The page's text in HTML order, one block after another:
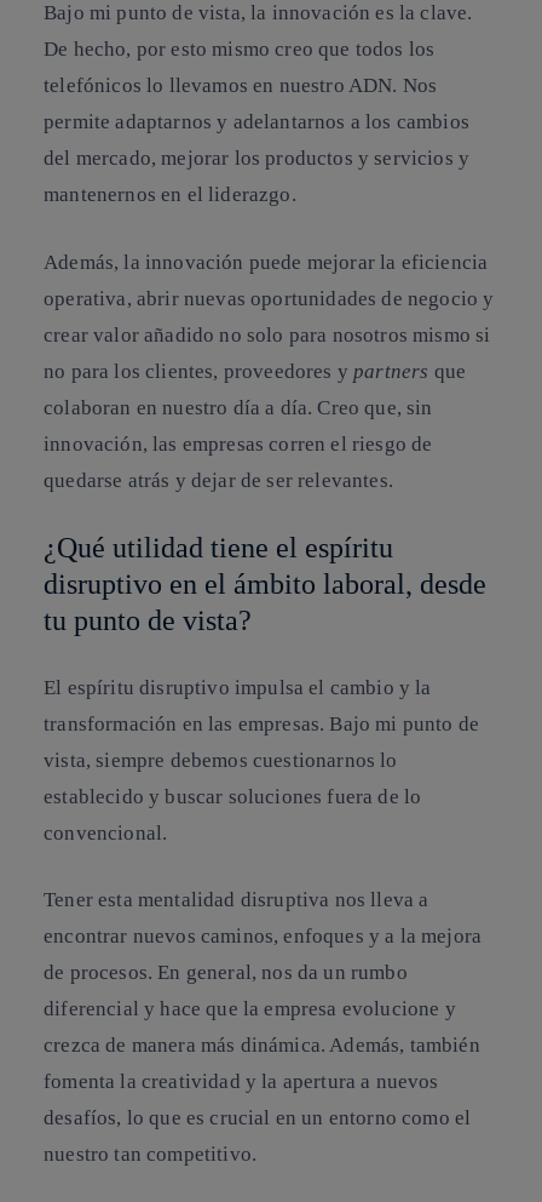
Bajo mi punto de vista, la innovación es la clave.
De hecho, por esto mismo creo que todos los
telefónicos lo llevamos en nuestro ADN. Nos
permite adaptarnos y adelantarnos a los cambios
del mercado, mejorar los productos y servicios y
mantenernos en el liderazgo.
Además, la innovación puede mejorar la eficiencia
operativa, abrir nuevas oportunidades de negocio y
crear valor añadido no solo para nosotros mismo si
no para los clientes, proveedores y partners que
colaboran en nuestro día a día. Creo que, sin
innovación, las empresas corren el riesgo de
quedarse atrás y dejar de ser relevantes.
¿Qué utilidad tiene el espíritu
disruptivo en el ámbito laboral, desde
tu punto de vista?
El espíritu disruptivo impulsa el cambio y la
transformación en las empresas. Bajo mi punto de
vista, siempre debemos cuestionarnos lo
establecido y buscar soluciones fuera de lo
convencional.
Tener esta mentalidad disruptiva nos lleva a
encontrar nuevos caminos, enfoques y a la mejora
de procesos. En general, nos da un rumbo
diferencial y hace que la empresa evolucione y
crezca de manera más dinámica. Además, también
fomenta la creatividad y la apertura a nuevos
desafíos, lo que es crucial en un entorno como el
nuestro tan competitivo.